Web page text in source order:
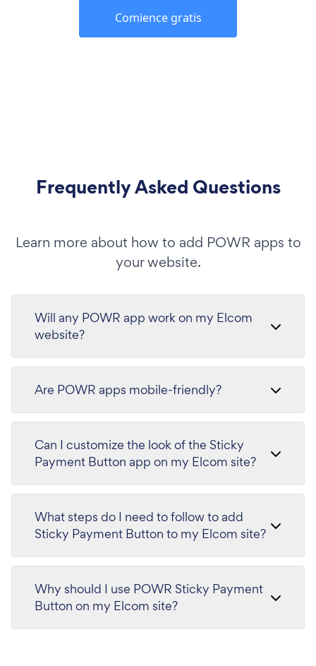
Comience gratis
Frequently Asked Questions
Learn more about how to add POWR apps to
your website.
Will any POWR app work on my Elcom
website?
Are POWR apps mobile-friendly?
Can I customize the look of the Sticky
Payment Button app on my Elcom site?
What steps do I need to follow to add
Sticky Payment Button to my Elcom site?
Why should I use POWR Sticky Payment
Button on my Elcom site?